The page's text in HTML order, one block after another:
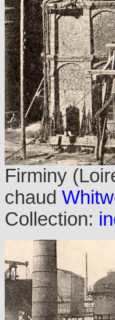
Firminy
chaud
Collection: